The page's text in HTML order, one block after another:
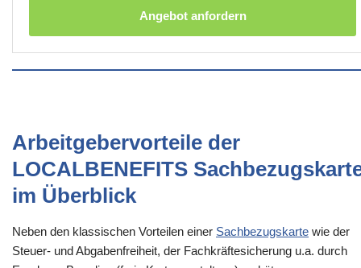
Angebot anfordern
Arbeitgebervorteile der
LOCALBENEFITS
im Überblick
Neben den klassischen Vorteilen einer Sachbezugskarte wie der
Steuer- und Abgabenfreiheit, der Fachkräftesicherung u.a. durch